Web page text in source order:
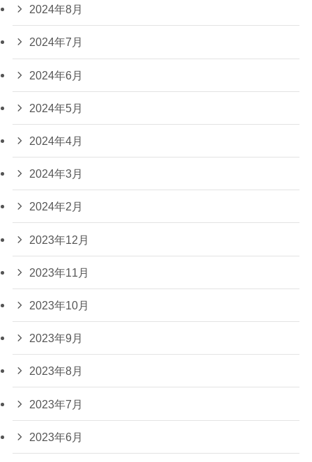
2024年8月
2024年7月
2024年6月
2024年5月
2024年4月
2024年3月
2024年2月
2023年12月
2023年11月
2023年10月
2023年9月
2023年8月
2023年7月
2023年6月